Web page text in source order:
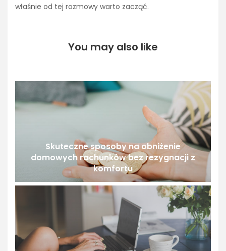
właśnie od tej rozmowy warto zacząć.
You may also like
Skuteczne sposoby na obniżenie
domowych rachunków bez rezygnacji z
komfortu